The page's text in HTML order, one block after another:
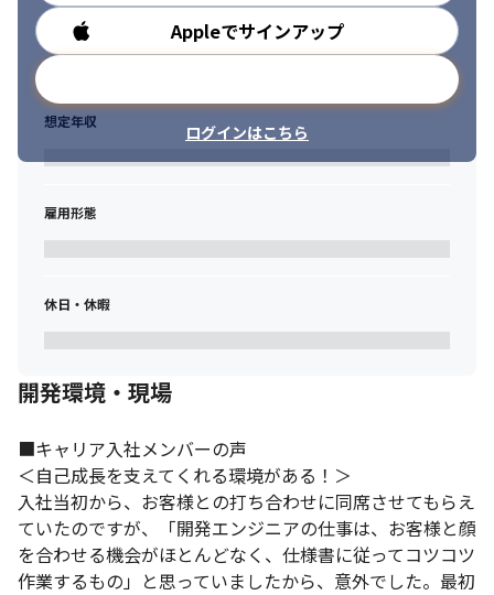
Appleでサインアップ
ログインはこちら
勤務時間
想定年収
雇用形態
休日・休暇
開発環境・現場
■キャリア入社メンバーの声
＜自己成長を支えてくれる環境がある！＞
入社当初から、お客様との打ち合わせに同席させてもらえ
ていたのですが、「開発エンジニアの仕事は、お客様と顔
を合わせる機会がほとんどなく、仕様書に従ってコツコツ
作業するもの」と思っていましたから、意外でした。最初